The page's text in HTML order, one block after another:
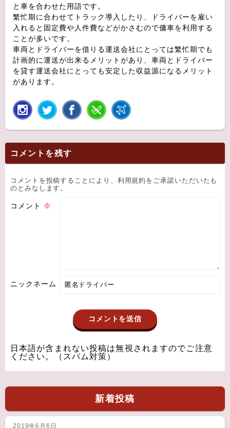
と車を合わせた用語です。
繁忙期に合わせてトラック導入したり、ドライバーを雇い
入れると固定費や人件費などがかさむので傭車を利用する
ことが多いです。
車両とドライバーを借りる運送会社にとっては繁忙期でも
計画的に運送が出来るメリットがあり、車両とドライバー
を貸す運送会社にとっても安定した収益源になるメリット
があります。
コメントを残す
コメントを投稿することにより、利用規約をご承諾いただいたも
のとみなします。
コメント ※
ニックネーム
日本語が含まれない投稿は無視されますのでご注意
ください。（スパム対策）
新着投稿
2019年6月6日